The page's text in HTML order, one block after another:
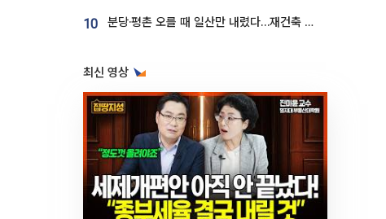
10 분당·평촌 오를 때 일산만 내렸다…재건축 기대감도 ‘무색’
최신 영상